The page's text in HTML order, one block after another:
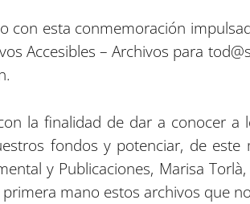
con esta conmemoración
Accesibles – Archivos para
la finalidad de dar a conocer
fondos y potenciar, de
y Publicaciones, Marisa
mano estos archivos que